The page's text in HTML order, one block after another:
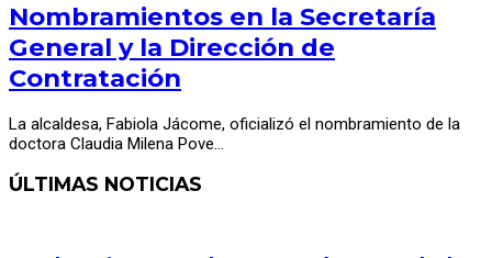
Nombramientos en la Secretaría
General y la Dirección de
Contratación
La alcaldesa, Fabiola Jácome, oficializó el nombramiento de la
doctora Claudia Milena Pove…
ÚLTIMAS NOTICIAS